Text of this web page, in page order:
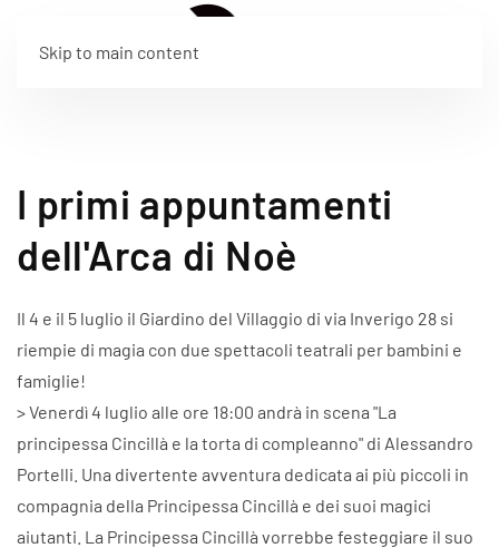
Skip to main content
I primi appuntamenti
dell'Arca di Noè
Il 4 e il 5 luglio il Giardino del Villaggio di via Inverigo 28 si
riempie di magia con due spettacoli teatrali per bambini e
famiglie!
> Venerdì 4 luglio alle ore 18:00 andrà in scena "La
principessa Cincillà e la torta di compleanno" di Alessandro
Portelli. Una divertente avventura dedicata ai più piccoli in
compagnia della Principessa Cincillà e dei suoi magici
aiutanti. La Principessa Cincillà vorrebbe festeggiare il suo